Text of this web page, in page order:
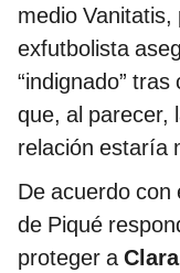
medio
exfutbolista
“indignado”
que, al parecer,
relación estaría
De acuerdo
de Piqué
proteger a